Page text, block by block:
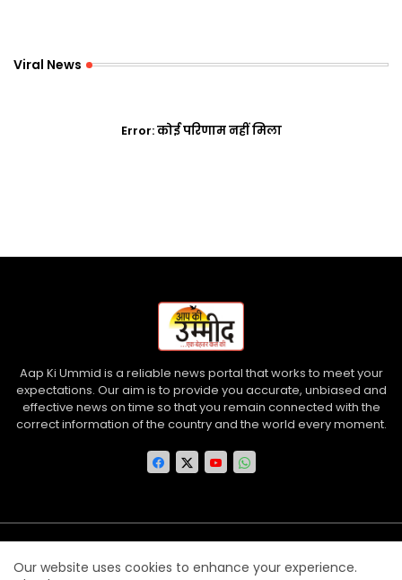
Viral News
Error:कोई परिणाम नहीं मिला
Aap Ki Ummid is a reliable news portal that works to meet your
expectations. Our aim is to provide you accurate, unbiased and
effective news on time so that you remain connected with the
correct information of the country and the world every moment.
Our website uses cookies to enhance your experience.